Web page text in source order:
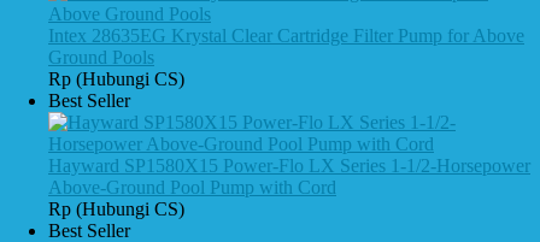
Intex 28635EG Krystal Clear Cartridge Filter Pump for Above
Ground Pools
Rp (Hubungi CS)
Best Seller
Hayward SP1580X15 Power-Flo LX Series 1-1/2-Horsepower
Above-Ground Pool Pump with Cord
Rp (Hubungi CS)
Best Seller